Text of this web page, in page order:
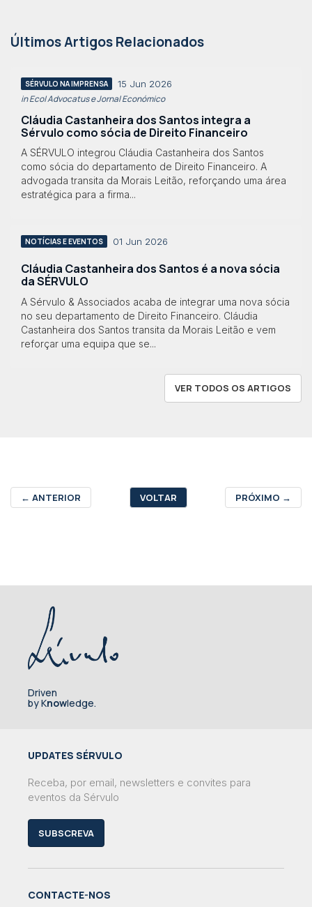
Últimos Artigos Relacionados
SÉRVULO NA IMPRENSA 15 Jun 2026
in Eco| Advocatus e Jornal Económico
Cláudia Castanheira dos Santos integra a
Sérvulo como sócia de Direito Financeiro
A SÉRVULO integrou Cláudia Castanheira dos Santos
como sócia do departamento de Direito Financeiro. A
advogada transita da Morais Leitão, reforçando uma área
estratégica para a firma...
NOTÍCIAS E EVENTOS 01 Jun 2026
Cláudia Castanheira dos Santos é a nova sócia
da SÉRVULO
A Sérvulo & Associados acaba de integrar uma nova sócia
no seu departamento de Direito Financeiro. Cláudia
Castanheira dos Santos transita da Morais Leitão e vem
reforçar uma equipa que se...
VER TODOS OS ARTIGOS
← ANTERIOR VOLTAR PRÓXIMO →
Driven
by Knowledge.
UPDATES SÉRVULO
Receba, por email, newsletters e convites para
eventos da Sérvulo
SUBSCREVA
CONTACTE-NOS